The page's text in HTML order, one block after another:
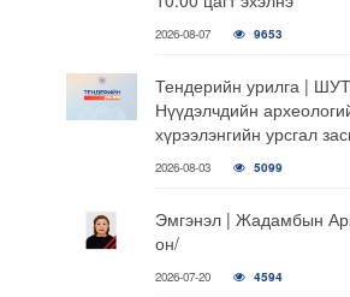
2026-08-07 9653
Тендерийн урилга |
Нүүдэлчдийн
хүрээлэнгийн урсгал
2026-08-03 5099
Эмгэнэл | Жадамбын
он/
2026-07-20 4594